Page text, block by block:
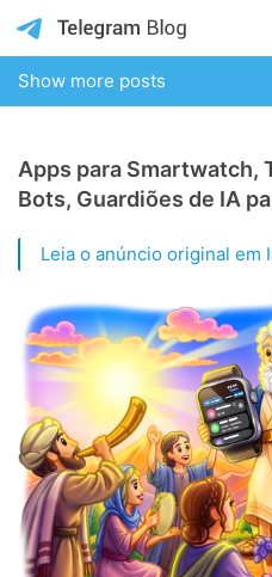
Show more posts
Apps para Smartwatch,
Bots, Guardiões de IA
Leia o anúncio original em